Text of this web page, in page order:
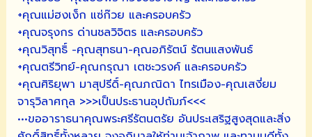
+คุณแม่ฮงเง็ก แซ่ก๊วย และครอบครัว
+คุณจรุงกร ด่านชลวิจิตร และครอบครัว
+คุณวิสุทธิ์ -คุณสุทธนา-คุณอภิรัตน์ รัตนแสงพันธ์
+คุณตรีวิทย์-คุณกรุณา เตชะวรงค์ และครอบครัว
+คุณศิริยุพา มาสุปรีดิ์-คุณภณิดา ไทรเมือง-คุณเสงี่ยม
จารุวิลาศกุล >>>เป็นประธานอุปถัมภ์<<<
•••ขออาราธนาคุณพระศรีรัตนตรัย อันประเสริฐสูงสุดและสิ่ง